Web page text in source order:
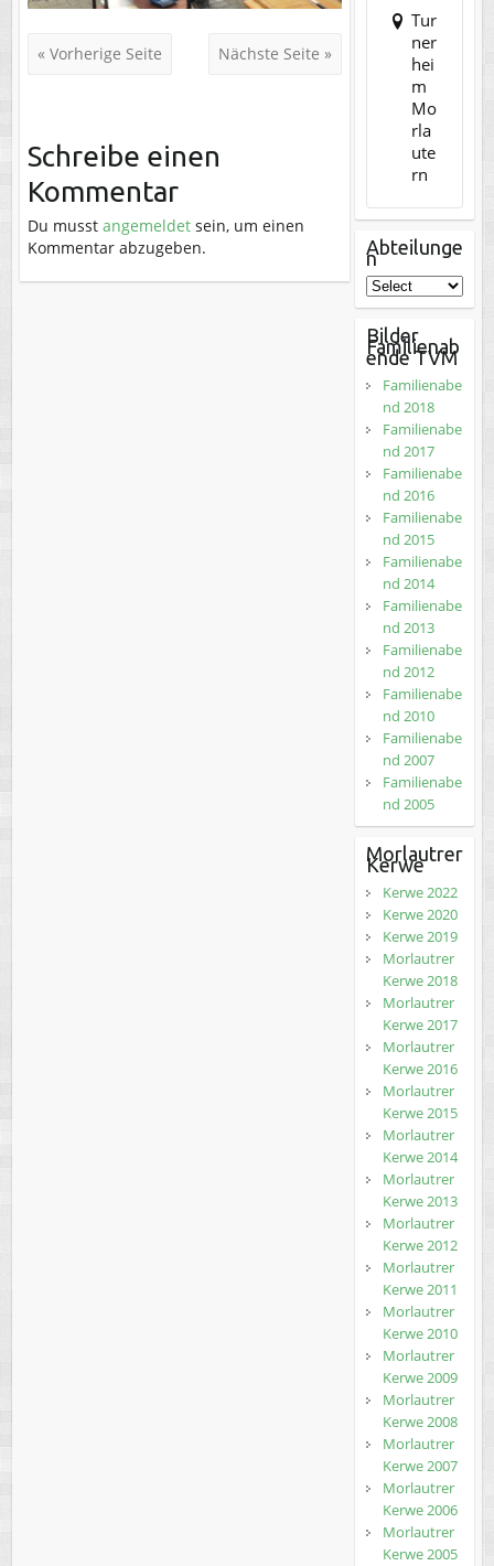
« Vorherige Seite Nächste Seite »
Schreibe einen
Kommentar
Du musstangemeldet sein, um einen
Kommentar abzugeben.
Tur
ner
hei
m
Mo
rla
ute
rn
Abteilunge
n
Bilder
Familienab
ende TVM
Familienabe
nd 2018
Familienabe
nd 2017
Familienabe
nd 2016
Familienabe
nd 2015
Familienabe
nd 2014
Familienabe
nd 2013
Familienabe
nd 2012
Familienabe
nd 2010
Familienabe
nd 2007
Familienabe
nd 2005
Morlautrer
Kerwe
Kerwe 2022
Kerwe 2020
Kerwe 2019
Morlautrer
Kerwe 2018
Morlautrer
Kerwe 2017
Morlautrer
Kerwe 2016
Morlautrer
Kerwe 2015
Morlautrer
Kerwe 2014
Morlautrer
Kerwe 2013
Morlautrer
Kerwe 2012
Morlautrer
Kerwe 2011
Morlautrer
Kerwe 2010
Morlautrer
Kerwe 2009
Morlautrer
Kerwe 2008
Morlautrer
Kerwe 2007
Morlautrer
Kerwe 2006
Morlautrer
Kerwe 2005